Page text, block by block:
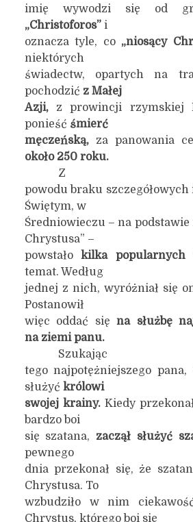
imię wywodzi się od
„Christoforos”i
oznacza tyle, co „niosący
niektórych
świadectw, opartych na
pochodzić z Małej
Azji,z prowincji rzymskiej
ponieść śmierć
męczeńską,za panowania
około 250 roku.
Z
powodu braku
Świętym, w
Średniowieczu – na
Chrystusa” –
powstałokilka popularnych
temat. Według
jednej z nich, wyróżniał się
Postanowił
więc oddać sięna służbę
na ziemi panu.
Szukając
tego najpotężniejszego pana,
służyć królowi
swojej krainy. Kiedy
bardzo boi
się szatana, zaczął służyć
pewnego
dnia przekonał się, że
Chrystusa. To
wzbudziło w nim
Chrystus, którego boi się